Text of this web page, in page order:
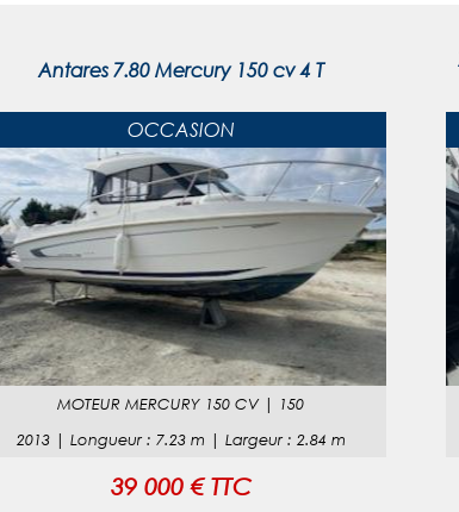
Antares 7.80 Mercury 150 cv 4 T
OCCASION
MOTEUR MERCURY 150 CV|
150
2013| Longueur: 7.23m | Largeur: 2.84 m
39 000 € TTC